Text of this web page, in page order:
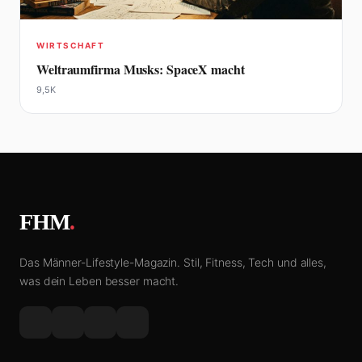
WIRTSCHAFT
Weltraumfirma Musks: SpaceX macht
9,5K
FHM.
Das Männer-Lifestyle-Magazin. Stil, Fitness, Tech und alles,
was dein Leben besser macht.